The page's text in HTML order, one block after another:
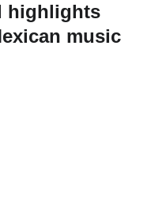
highlights
music